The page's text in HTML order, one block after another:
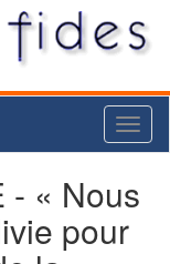
- « Nous
pour